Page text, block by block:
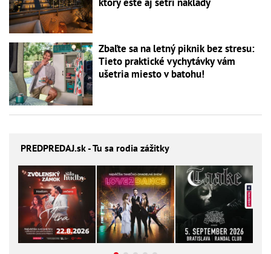
Zbaľte sa na letný piknik bez stresu:
Tieto praktické vychytávky vám
ušetria miesto v batohu!
PREDPREDAJ.sk - Tu sa rodia zážitky